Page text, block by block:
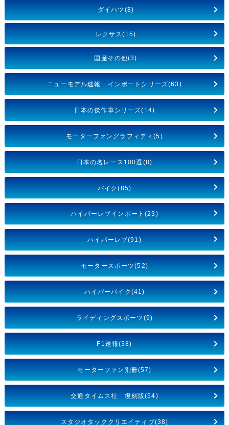
ダイハツ(8)
レクサス(15)
国産その他(3)
ニューモデル速報 インポートシリーズ(63)
日本の傑作車シリーズ(14)
モーターファングラフィティ(5)
日本の名レース100選(8)
バイク(85)
ハイパーレブインポート(23)
ハイパーレブ(91)
モータースポーツ(52)
ハイパーバイク(41)
ライディングスポーツ(9)
F1速報(38)
モーターファン別冊(57)
交通タイムス社 復刻版(54)
スタジオタッククリエイティブ(38)